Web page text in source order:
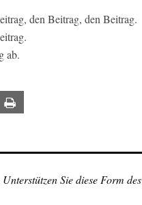
den Beitrag, den Beitrag.
ab.
Sie diese Form des